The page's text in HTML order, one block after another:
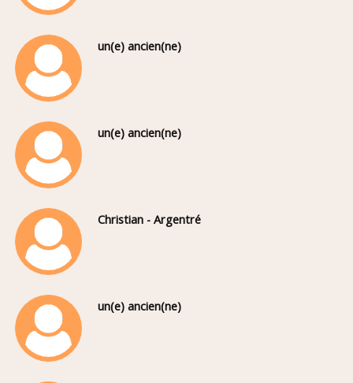
un(e) ancien(ne)
un(e) ancien(ne)
Christian - Argentré
un(e) ancien(ne)